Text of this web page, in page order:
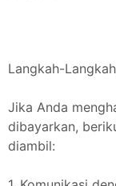
Langkah-
Jika Anda
dibayarkan,
diambil: